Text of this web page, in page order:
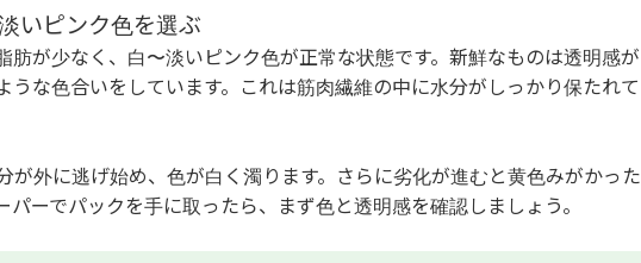
いピンク色を選ぶ
肪が少なく、白〜淡いピンク色が正常な状態です。新鮮なものは透明感が
うな色合いをしています。これは筋肉繊維の中に水分がしっかり保たれて
が外に逃げ始め、色が白く濁ります。さらに劣化が進むと黄色みがかった
ーでパックを手に取ったら、まず色と透明感を確認しましょう。